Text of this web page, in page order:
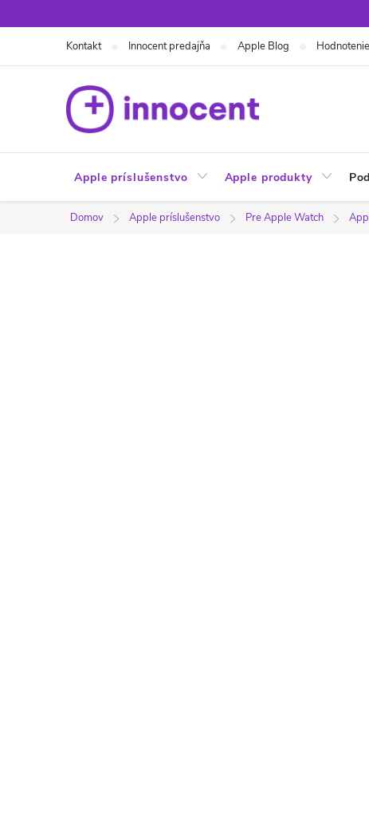
na
Kontakt Innocent predajňa Apple Blog Hodnotenie
Apple príslušenstvo Apple produkty
Domov Apple príslušenstvo Pre Apple Watch